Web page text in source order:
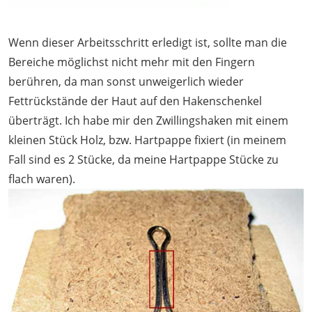
Wenn dieser Arbeitsschritt erledigt ist, sollte man die
Bereiche möglichst nicht mehr mit den Fingern
berühren, da man sonst unweigerlich wieder
Fettrückstände der Haut auf den Hakenschenkel
überträgt. Ich habe mir den Zwillingshaken mit einem
kleinen Stück Holz, bzw. Hartpappe fixiert (in meinem
Fall sind es 2 Stücke, da meine Hartpappe Stücke zu
flach waren).